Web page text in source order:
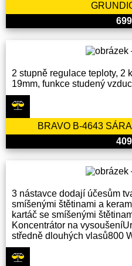
2 stupně regulace teploty, 2
19mm, funkce studený
BRAVO B-4643
3 nástavce dodají účesům
smíšenými štětinami a
kartáč se smíšenými
Koncentrátor na
středně dlouhých vlasů800